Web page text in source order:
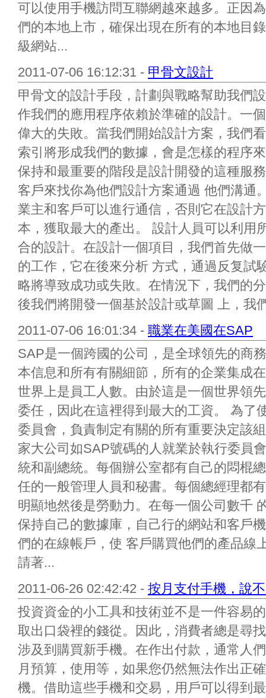
可以使用手機訪問互聯網越來越多。正因
們的本地上市，確保出現在所有的本地目
級網站...
2011-07-06 16:12:31 - 甲骨文設計
甲骨文的設計手段，計劃與戰略幫助我們
作我們的應用程序依賴於準確的設計。一
偉大的失敗。當我們開始設計方案，我們
索引將形成我們的數據，會是怎樣的程序
保持和最重要的階段是設計開發的這種服
客戶來找你為他們設計方案通過 他們溝通
業主和客戶可以進行通信，否則它在設計
本，獲取最大的產出。 設計人員可以利用
合的設計。在設計一個項目，我們首先做
的工作，它在後來分析 方式，通過反复試
略將導致成功或失敗。在情況下，我們的
後我們將開發一個基於設計或草圖 上，我
2011-07-06 16:01:34 - 職業在美國在SAP
SAP是一個跨國的公司，是全球領先的商
本信息和所有有關細節，所有的企業集成
世界上是員工人數。由於這是一個世界領
委任，因此在這裡得到最大的工資。 為了
委員會，負責制定有關的所有重要決定該
家大公司如SAP號碼的人就業於執行委員
統和副總統。每個辦公室都有自己的悶棍
任的一般管理人員和秘書。每個總經理都
明顯地然後是勞動力。在每一個公司數千
保持自己的數據庫，自己行的網站和客戶
們的在線帳戶，使 客戶購買他們的產品線
請著...
2011-06-26 02:42:42 - 按月支付手機，說
投資資金的小工具和技術並不是一件容易
取出口袋裡的錢從。因此，消費者總是尋
涉及到購買新手機。在作出付款，通常人
月預算，使用等，如果您仍然無法作出正
機。借助這些手機和交易，用戶可以得到